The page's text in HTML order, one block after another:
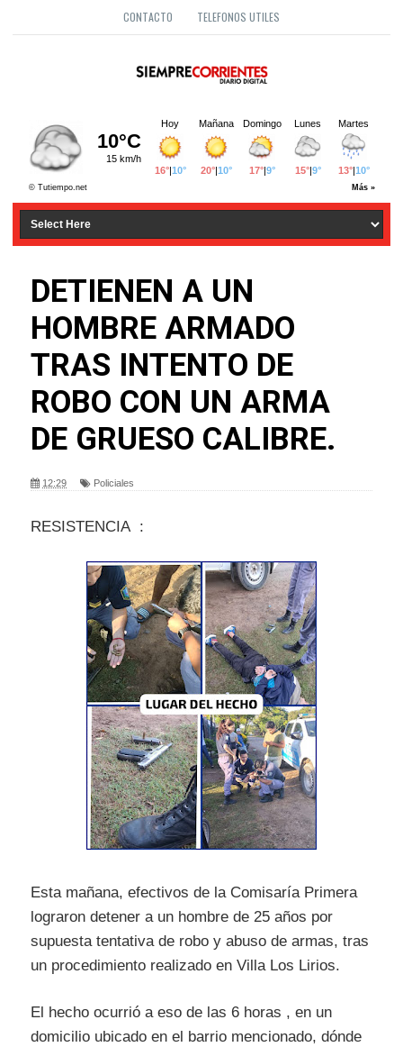
CONTACTO TELEFONOS UTILES
DETIENEN A UN
HOMBRE ARMADO
TRAS INTENTO DE
ROBO CON UN ARMA
DE GRUESO CALIBRE.
12:29 Policiales
RESISTENCIA :
Esta mañana, efectivos de la Comisaría Primera
lograron detener a un hombre de 25 años por
supuesta tentativa de robo y abuso de armas, tras
un procedimiento realizado en Villa Los Lirios.
El hecho ocurrió a eso de las 6 horas , en un
domicilio ubicado en el barrio mencionado, dónde